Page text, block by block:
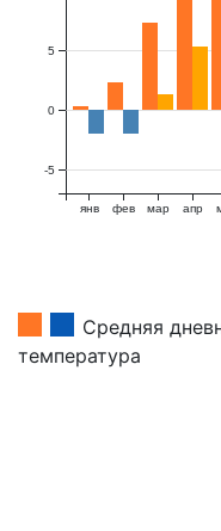
янв фев мар апр
-5
0
5
Средняя
температура